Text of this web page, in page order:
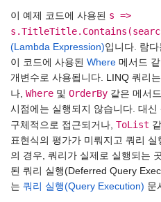
이 예제 코드에 사용된 s =>
(Lambda Expression)입니다. 람다
이 코드에 사용된 Where 메서드
개변수로 사용됩니다. LINQ 쿼리
나, Where 및 OrderBy 같은 메서
시점에는 실행되지 않습니다. 대
구체적으로 접근되거나, ToList
표현식의 평가가 미뤄지고 쿼리 실
의 경우, 쿼리가 실제로 실행되는
된 쿼리 실행(Deferred Query
는 쿼리 실행(Query Execution) 문